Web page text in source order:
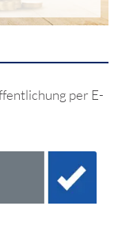
per E-